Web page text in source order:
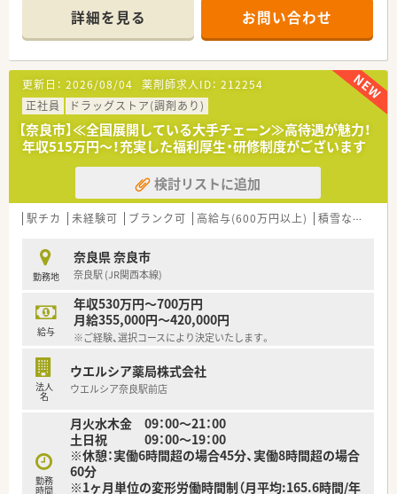
頑張り次第で高給与も可能！
■経験や勤務コースによりますが、経験の少ない方でも500万前
半スタートと業界TOP水準！
■職種や職域に合わせ、豊富な社内研修や外部組織と連携した研
修を用意されています
■薬剤師が中心の会社だからこそ活躍できるキャリアパスが多
種多様に用意されています。
■店舗拡大に伴い、エリアマネジャーや営業部長等のマネジメン
トのポジションも増えます。
■在宅や教育等の専門性を活かせるスペシャリストを目指すこ
とも可能です。
■その他にも、管理部門や商品部門等の本社スタッフなど活動領
域は多種多様です。
■在宅実施店舗は年々増加しており、在宅医療へもしっかりと関
■育児休暇は3歳まで取得が可能で、時短制度は小学5年生まで
時短勤務ができるよう変更予定です。
■年間休日が120日とワークライフバランスが整っています
■日用品から常備薬まで、従業員割引制度など嬉しいメリットも
たくさんあります！
詳細を見る お問い合わせ
更新日： 2026/08/04 薬剤師求人ID： 212254
正社員
ドラッグストア(調剤あり)
【奈良市】≪全国展開している大手チェーン≫高待遇が魅力！
年収515万円～！充実した福利厚生・研修制度がございます
検討リストに追加
駅チカ 未経験可 ブランク可 高給与(600万円以上) 積雪なし
勤務地
奈良県 奈良市
奈良駅 (JR関西本線)
給与
年収530万円～700万円
月給355,000円～420,000円
※ご経験、選択コースにより決定いたします。
法人
名
ウエルシア薬局株式会社
ウエルシア奈良駅前店
勤務
時間
月火水木金 09：00～21：00
土日祝 09：00～19：00
※休憩：実働6時間超の場合45分、実働8時間超の場合
60分
※1ヶ月単位の変形労働時間制（月平均:165.6時間/年